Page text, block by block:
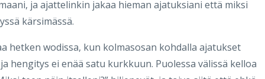
ja ajattelinkin jakaa hieman ajatuksiani että miksi
kärsimässä.
hetken wodissa, kun kolmasosan kohdalla ajatukset
hengitys ei enää satu kurkkuun. Puolessa välissä kelloa